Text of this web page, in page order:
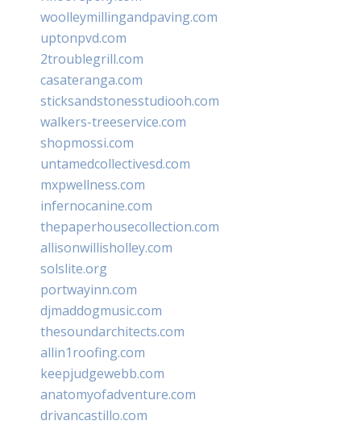
woolleymillingandpaving.com
uptonpvd.com
2troublegrill.com
casateranga.com
sticksandstonesstudiooh.com
walkers-treeservice.com
shopmossi.com
untamedcollectivesd.com
mxpwellness.com
infernocanine.com
thepaperhousecollection.com
allisonwillisholley.com
solslite.org
portwayinn.com
djmaddogmusic.com
thesoundarchitects.com
allin1roofing.com
keepjudgewebb.com
anatomyofadventure.com
drivancastillo.com